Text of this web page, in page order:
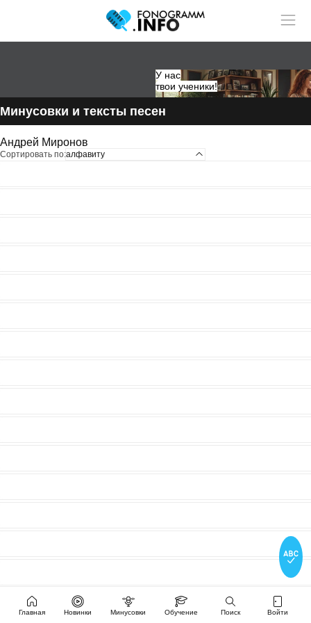
Главная Новинки Минусовки Обучение Поиск Войти
Учитель музыки?
У нас
твои ученики!
статьи и видео в разделе "Обучение"
Минусовки и тексты песен
Андрей Миронов
Сортировать по:алфавиту